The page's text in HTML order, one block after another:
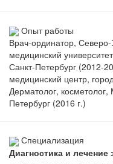
Опыт работы
Врач-ординатор,
медицинский
Санкт-Петербург (2012-
медицинский центр,
Дерматолог,
Петербург (2016 г.)
Специализация
Диагностика и лечение